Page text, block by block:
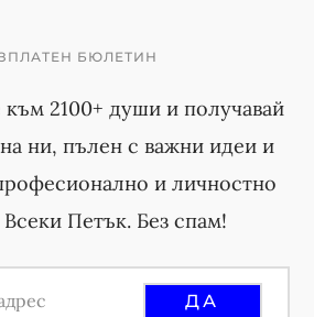
БЮЛЕТИН
2100+ души и получавай
ни, пълен с важни идеи и
и личностно
Всеки Петък. Без спам!